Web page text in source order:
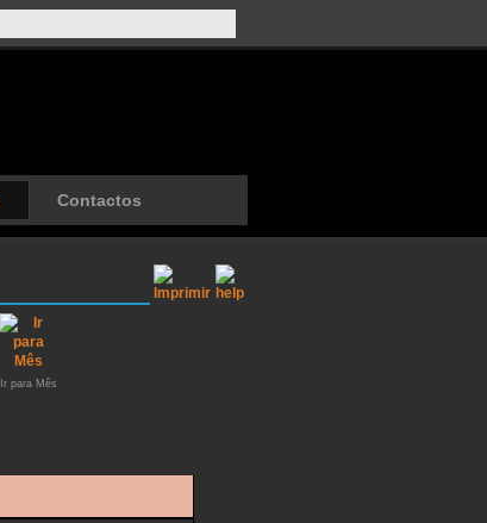
Contactos
Ir para Mês